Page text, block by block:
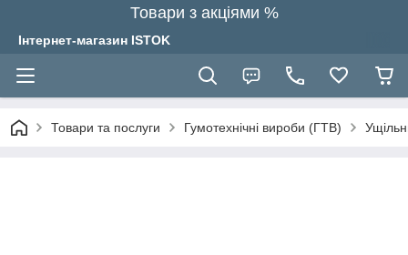
Товари з акціями %
Інтернет-магазин ISTOK
Товари та послуги Гумотехнічні вироби (ГТВ)